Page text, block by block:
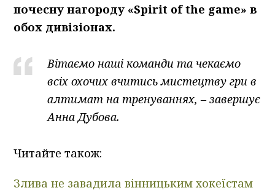
почесну нагороду «Spirit of the game» в
обох дивізіонах.
Вітаємо наші команди та чекаємо
всіх охочих вчитись мистецтву гри в
алтимат на тренуваннях, – завершує
Анна Дубова.
Читайте також:
Злива не завадила вінницьким хокеїстам